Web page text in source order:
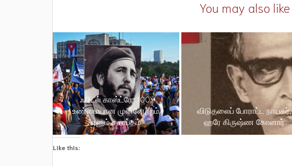
You may also like
ஃபிடல் காஸ்ட்ரோ 100:
உண்மையான முன்னேற்றம்
எனும் சகாப்தம்
விடுதலைப் போராட்ட நாயகர்,
ஹரே கிருஷ்ண கோனார்
Like this: